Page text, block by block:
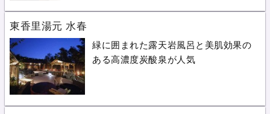
東香里湯元 水春
緑に囲まれた露天岩風呂と美肌効果の
ある高濃度炭酸泉が人気